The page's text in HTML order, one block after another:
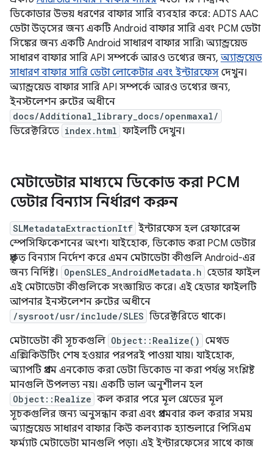
ডিকোডার উভয় ধরণের বাফার সারি ব্যবহার করে: ADTS AAC
ডেটা উত্সের জন্য একটি Android বাফার সারি এবং PCM ডেটা
সিঙ্কের জন্য একটি Android সাধারণ বাফার সারি৷ অ্যান্ড্রয়েড
সাধারণ বাফার সারি API সম্পর্কে আরও তথ্যের জন্য, অ্যান্ড্রয়েড
সাধারণ বাফার সারি ডেটা লোকেটার এবং ইন্টারফেস দেখুন।
অ্যান্ড্রয়েড বাফার সারি API সম্পর্কে আরও তথ্যের জন্য,
ইনস্টলেশন রুটের অধীনে
docs/Additional_library_docs/openmaxal/
ডিরেক্টরিতে index.html ফাইলটি দেখুন।
মেটাডেটার মাধ্যমে ডিকোড করা PCM
ডেটার বিন্যাস নির্ধারণ করুন
SLMetadataExtractionItf ইন্টারফেস হল রেফারেন্স
স্পেসিফিকেশনের অংশ। যাইহোক, ডিকোড করা PCM ডেটার
প্রকৃত বিন্যাস নির্দেশ করে এমন মেটাডেটা কীগুলি Android-এর
জন্য নির্দিষ্ট।
OpenSLES_AndroidMetadata.h হেডার ফাইল
এই মেটাডেটা কীগুলিকে সংজ্ঞায়িত করে। এই হেডার ফাইলটি
আপনার ইনস্টলেশন রুটের অধীনে
/sysroot/usr/include/SLES ডিরেক্টরিতে থাকে।
মেটাডেটা কী সূচকগুলি Object::Realize() মেথড
এক্সিকিউটিং শেষ হওয়ার পরপরই পাওয়া যায়। যাইহোক,
অ্যাপটি প্রথম এনকোড করা ডেটা ডিকোড না করা পর্যন্ত সংশ্লিষ্ট
মানগুলি উপলভ্য নয়। একটি ভাল অনুশীলন হল
Object::Realize কল করার পরে মূল থ্রেডের মূল
সূচকগুলির জন্য অনুসন্ধান করা এবং প্রথমবার কল করার সময়
অ্যান্ড্রয়েড সাধারণ বাফার কিউ কলব্যাক হ্যান্ডলারে পিসিএম
ফর্ম্যাট মেটাডেটা মানগুলি পড়া। এই ইন্টারফেসের সাথে কাজ